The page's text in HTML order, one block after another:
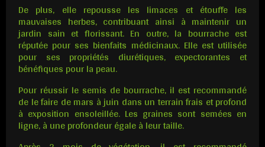
De plus, elle repousse les limaces et étouffe les
mauvaises herbes, contribuant ainsi à maintenir un
jardin sain et florissant. En outre, la bourrache est
réputée pour ses bienfaits médicinaux. Elle est utilisée
pour ses propriétés diurétiques, expectorantes et
bénéfiques pour la peau.
Pour réussir le semis de bourrache, il est recommandé
de le faire de mars à juin dans un terrain frais et profond
à exposition ensoleillée. Les graines sont semées en
ligne, à une profondeur égale à leur taille.